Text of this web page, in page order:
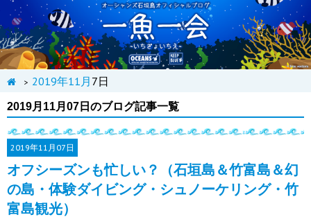
> 2019年11月 7日
2019月11月07日のブログ記事一覧
2019年11月07日
オフシーズンも忙しい？（石垣島＆竹富島＆幻
の島・体験ダイビング・シュノーケリング・竹
富島観光）